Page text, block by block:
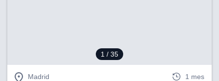
1 / 35
Madrid 1 mes